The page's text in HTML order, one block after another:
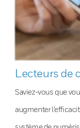
Lecteurs de
Saviez-vous que
augmenter